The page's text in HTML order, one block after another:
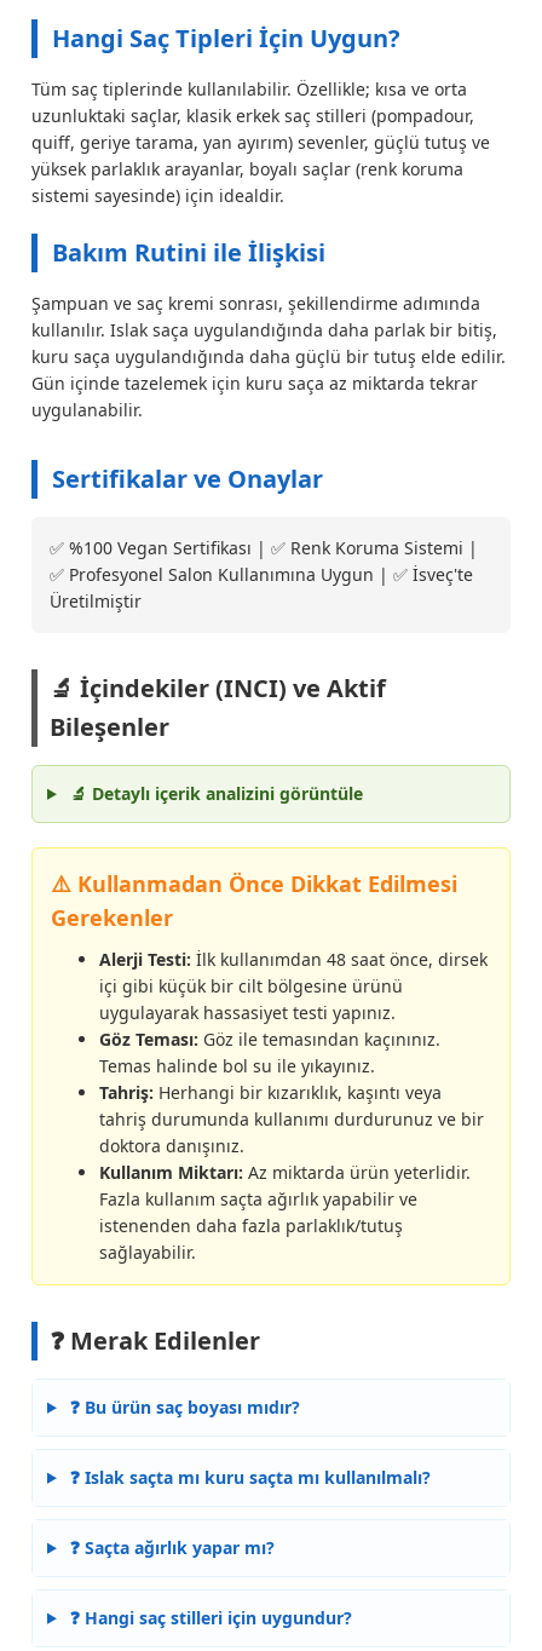
Hangi Saç Tipleri İçin Uygun?
Tüm saç tiplerinde kullanılabilir. Özellikle; kısa ve orta
uzunluktaki saçlar, klasik erkek saç stilleri (pompadour,
quiff, geriye tarama, yan ayırım) sevenler, güçlü tutuş ve
yüksek parlaklık arayanlar, boyalı saçlar (renk koruma
sistemi sayesinde) için idealdir.
Bakım Rutini ile İlişkisi
Şampuan ve saç kremi sonrası, şekillendirme adımında
kullanılır. Islak saça uygulandığında daha parlak bir bitiş,
kuru saça uygulandığında daha güçlü bir tutuş elde edilir.
Gün içinde tazelemek için kuru saça az miktarda tekrar
uygulanabilir.
Sertifikalar ve Onaylar
✅ %100 Vegan Sertifikası | ✅ Renk Koruma Sistemi |
✅ Profesyonel Salon Kullanımına Uygun | ✅ İsveç'te
Üretilmiştir
🔬 İçindekiler (INCI) ve Aktif
Bileşenler
🔬 Detaylı içerik analizini görüntüle
⚠️ Kullanmadan Önce Dikkat Edilmesi
Gerekenler
Alerji Testi: İlk kullanımdan 48 saat önce, dirsek
içi gibi küçük bir cilt bölgesine ürünü
uygulayarak hassasiyet testi yapınız.
Göz Teması: Göz ile temasından kaçınınız.
Temas halinde bol su ile yıkayınız.
Tahriş: Herhangi bir kızarıklık, kaşıntı veya
tahriş durumunda kullanımı durdurunuz ve bir
doktora danışınız.
Kullanım Miktarı: Az miktarda ürün yeterlidir.
Fazla kullanım saçta ağırlık yapabilir ve
istenenden daha fazla parlaklık/tutuş
sağlayabilir.
❓ Merak Edilenler
❓ Bu ürün saç boyası mıdır?
❓ Islak saçta mı kuru saçta mı kullanılmalı?
❓ Saçta ağırlık yapar mı?
❓ Hangi saç stilleri için uygundur?